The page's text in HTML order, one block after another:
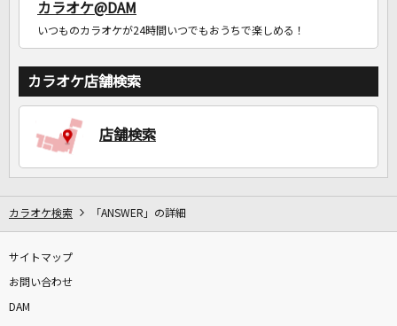
カラオケ@DAM
いつものカラオケが24時間いつでもおうちで楽しめる！
カラオケ店舗検索
店舗検索
カラオケ検索 「ANSWER」の詳細
サイトマップ
お問い合わせ
DAM